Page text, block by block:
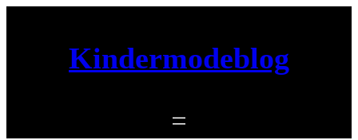
Kindermodeblog